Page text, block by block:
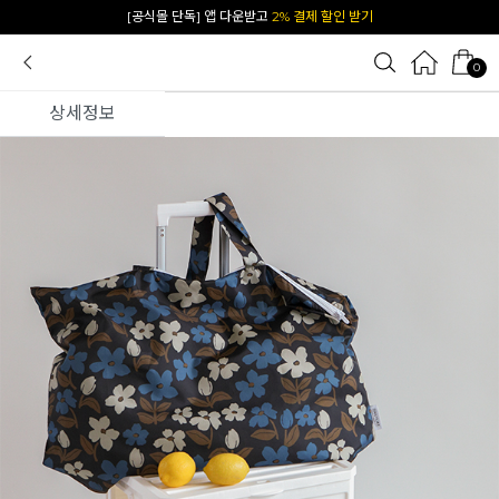
카카오 플친 추가하면1천원 즉시 할인 쿠폰
0
상세정보